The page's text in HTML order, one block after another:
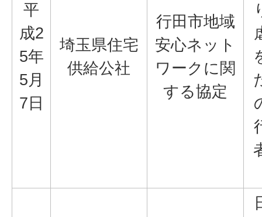
平
成2
5年
5月
7日
埼玉県住宅
供給公社
行田市地域
安心ネット
ワークに関
する協定